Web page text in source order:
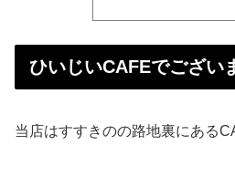
ひいじいCAFEでござい
当店はすすきのの路地裏にある